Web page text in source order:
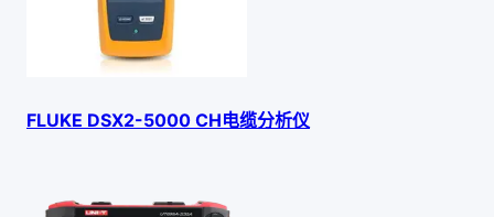
FLUKE DSX2-5000 CH电缆分析仪